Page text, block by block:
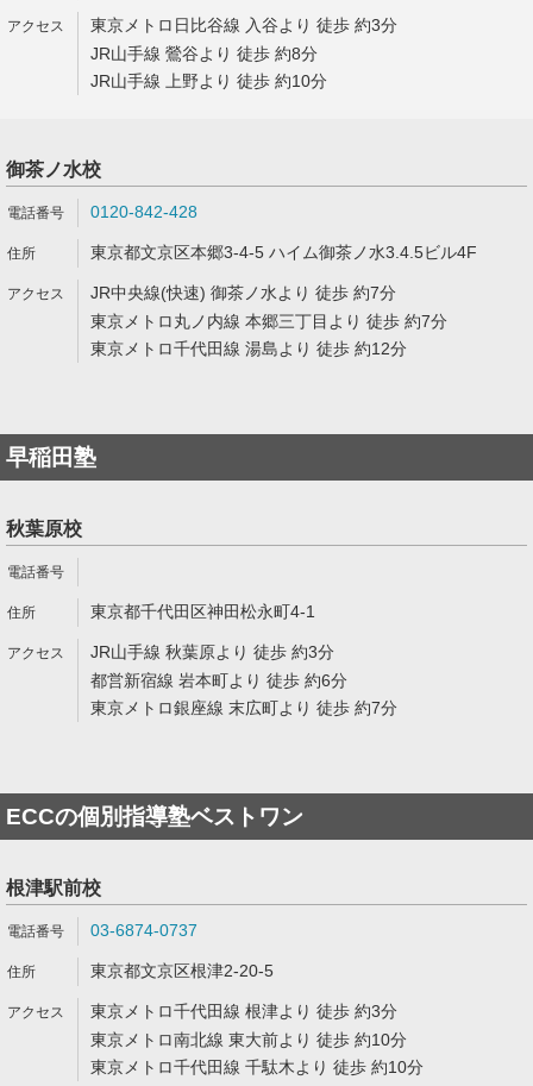
東京メトロ日比谷線 入谷より 徒歩 約3分
JR山手線 鶯谷より 徒歩 約8分
JR山手線 上野より 徒歩 約10分
御茶ノ水校
0120-842-428
東京都文京区本郷3-4-5 ハイム御茶ノ水3.4.5ビル4F
JR中央線(快速) 御茶ノ水より 徒歩 約7分
東京メトロ丸ノ内線 本郷三丁目より 徒歩 約7分
東京メトロ千代田線 湯島より 徒歩 約12分
早稲田塾
秋葉原校
東京都千代田区神田松永町4-1
JR山手線 秋葉原より 徒歩 約3分
都営新宿線 岩本町より 徒歩 約6分
東京メトロ銀座線 末広町より 徒歩 約7分
ECCの個別指導塾ベストワン
根津駅前校
03-6874-0737
東京都文京区根津2-20-5
東京メトロ千代田線 根津より 徒歩 約3分
東京メトロ南北線 東大前より 徒歩 約10分
東京メトロ千代田線 千駄木より 徒歩 約10分